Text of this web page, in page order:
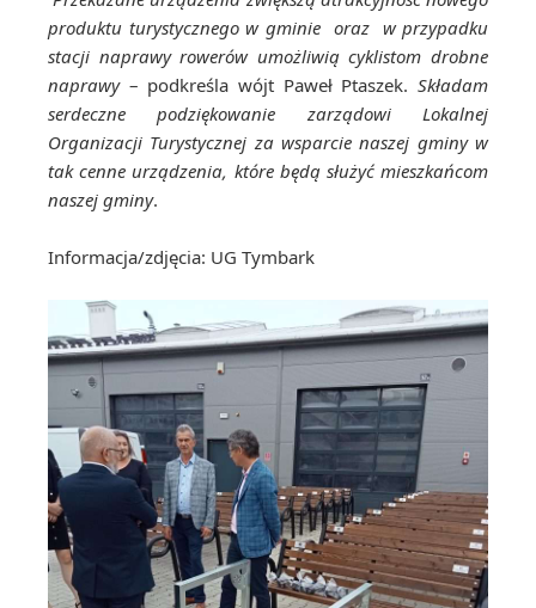
produktu turystycznego w gminie oraz w przypadku
stacji naprawy rowerów umożliwią cyklistom drobne
naprawy– podkreśla wójt Paweł Ptaszek. Składam
serdeczne podziękowanie zarządowi Lokalnej
Organizacji Turystycznej za wsparcie naszej gminy w
tak cenne urządzenia, które będą służyć mieszkańcom
naszej gminy.
Informacja/zdjęcia: UG Tymbark